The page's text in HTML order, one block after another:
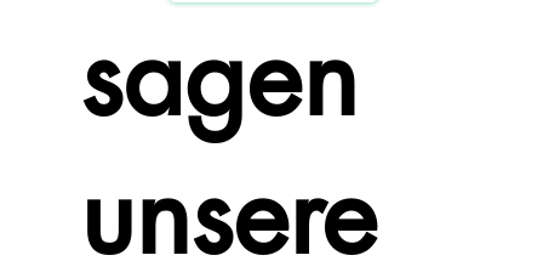
sagen
unsere